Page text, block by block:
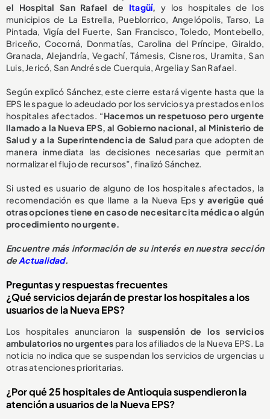
el Hospital San Rafael de Itagüí, y los hospitales de los
municipios de La Estrella, Pueblorrico, Angelópolis, Tarso, La
Pintada, Vigía del Fuerte, San Francisco, Toledo, Montebello,
Briceño, Cocorná, Donmatías, Carolina del Príncipe, Giraldo,
Granada, Alejandría, Vegachí, Támesis, Cisneros, Uramita, San
Luis, Jericó, San Andrés de Cuerquia, Argelia y San Rafael.
Según explicó Sánchez, este cierre estará vigente hasta que la
EPS les pague lo adeudado por los servicios ya prestados en los
hospitales afectados. “Hacemos un respetuoso pero urgente
llamado a la Nueva EPS, al Gobierno nacional, al Ministerio de
Salud y a la Superintendencia de Salud para que adopten de
manera inmediata las decisiones necesarias que permitan
normalizar el flujo de recursos”, finalizó Sánchez.
Si usted es usuario de alguno de los hospitales afectados, la
recomendación es que llame a la Nueva Epsy averigüe qué
otras opciones tiene en caso de necesitar cita médica o algún
procedimiento no urgente.
Encuentre más información de su interés en nuestra sección
deActualidad.
Preguntas y respuestas frecuentes
¿Qué servicios dejarán de prestar los hospitales a los
usuarios de la Nueva EPS?
Los hospitales anunciaron la suspensión de los servicios
ambulatorios no urgentes para los afiliados de la Nueva EPS. La
noticia no indica que se suspendan los servicios de urgencias u
otras atenciones prioritarias.
¿Por qué 25 hospitales de Antioquia suspendieron la
atención a usuarios de la Nueva EPS?